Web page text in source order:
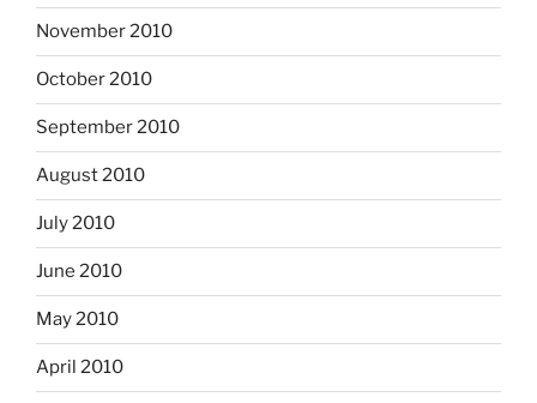
November 2010
October 2010
September 2010
August 2010
July 2010
June 2010
May 2010
April 2010